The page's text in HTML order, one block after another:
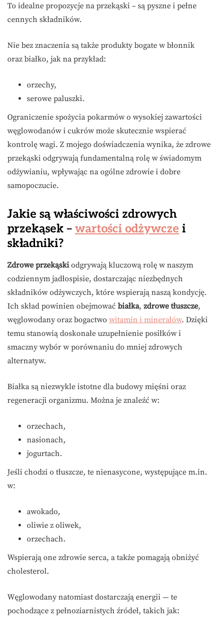
To idealne propozycje na przekąski – są pyszne i pełne
cennych składników.
Nie bez znaczenia są także produkty bogate w błonnik
oraz białko, jak na przykład:
orzechy,
serowe paluszki.
Ograniczenie spożycia pokarmów o wysokiej zawartości
węglowodanów i cukrów może skutecznie wspierać
kontrolę wagi. Z mojego doświadczenia wynika, że zdrowe
przekąski odgrywają fundamentalną rolę w świadomym
odżywianiu, wpływając na ogólne zdrowie i dobre
samopoczucie.
Jakie są właściwości zdrowych
przekąsek – wartości odżywcze i
składniki?
Zdrowe przekąski odgrywają kluczową rolę w naszym
codziennym jadłospisie, dostarczając niezbędnych
składników odżywczych, które wspierają naszą kondycję.
Ich skład powinien obejmować białka, zdrowe tłuszcze,
węglowodany oraz bogactwo witamin i minerałów. Dzięki
temu stanowią doskonałe uzupełnienie posiłków i
smaczny wybór w porównaniu do mniej zdrowych
alternatyw.
Białka są niezwykle istotne dla budowy mięśni oraz
regeneracji organizmu. Można je znaleźć w:
orzechach,
nasionach,
jogurtach.
Jeśli chodzi o tłuszcze, te nienasycone, występujące m.in.
w:
awokado,
oliwie z oliwek,
orzechach.
Wspierają one zdrowie serca, a także pomagają obniżyć
cholesterol.
Węglowodany natomiast dostarczają energii — te
pochodzące z pełnoziarnistych źródeł, takich jak: